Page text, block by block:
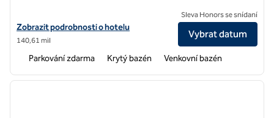
Zobrazit detaily hotelu pro Eagles Palace, hotel SLH
Zobrazit podrobnosti o hotelu
140,61 mil
Sleva Honors se snídaní
Vybrat datum
Parkování zdarma Krytý bazén Venkovní bazén
1 z 8
další